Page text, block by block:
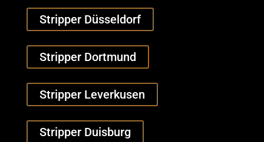
Stripper Düsseldorf
Stripper Dortmund
Stripper Leverkusen
Stripper Duisburg